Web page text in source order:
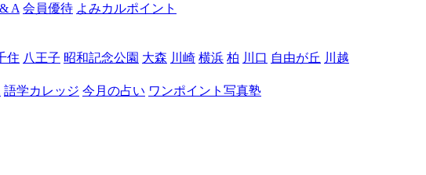
A 会員優待 よみカルポイント
住 八王子 昭和記念公園 大森 川崎 横浜 柏 川口 自由が丘 川越
語学カレッジ 今月の占い ワンポイント写真塾